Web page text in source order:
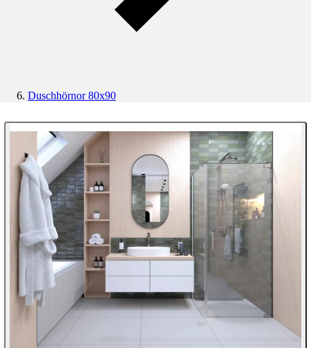
Duschhörnor 80x90